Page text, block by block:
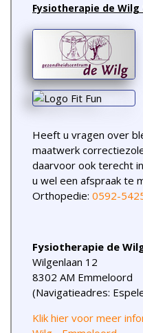
Fysiotherapie de Wilg
Heeft u vragen over
maatwerk
daarvoor ook terecht
u wel een afspraak te
Orthopedie: 0592-
Fysiotherapie de
Wilgenlaan 12
8302 AM Emmeloord
(Navigatieadres:
Klik hier voor meer